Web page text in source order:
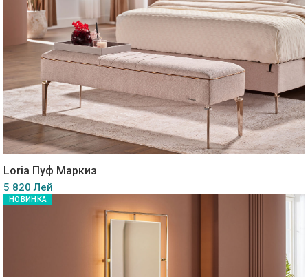
Loria Пуф Маркиз
5 820 Лей
НОВИНКА